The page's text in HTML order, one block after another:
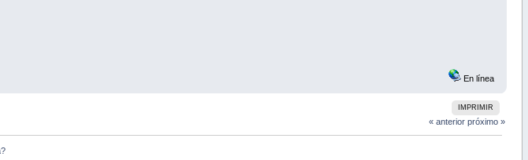
En línea
IMPRIMIR
« anterior próximo »